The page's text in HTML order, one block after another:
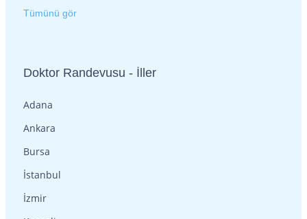
Tümünü gör
Doktor Randevusu - İller
Adana
Ankara
Bursa
İstanbul
İzmir